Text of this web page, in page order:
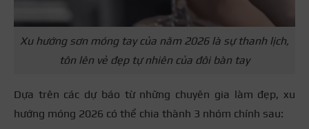
Xu hướng sơn móng tay của năm 2026 là sự thanh lịch,
tôn lên vẻ đẹp tự nhiên của đôi bàn tay
Dựa trên các dự báo từ những chuyên gia làm đẹp, xu
hướng móng 2026 có thể chia thành 3 nhóm chính sau: